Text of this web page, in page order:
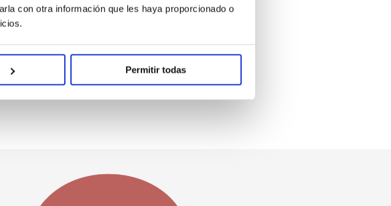
con otra información que les haya proporcionado o
Permitir todas